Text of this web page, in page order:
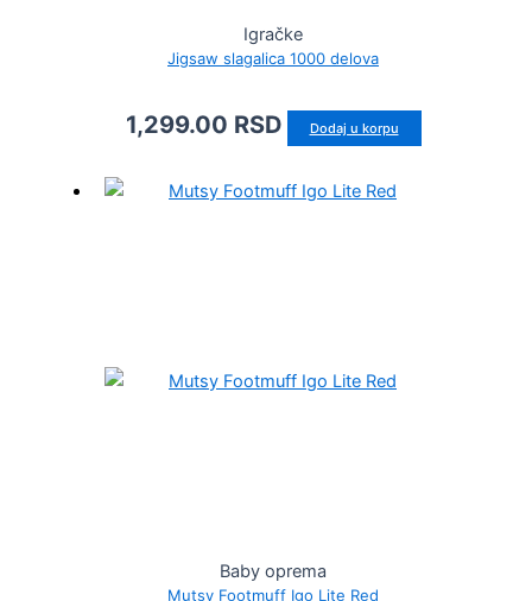
Igračke
Jigsaw slagalica 1000 delova
1,299.00 RSD Dodaj u korpu
Baby oprema
Mutsy Footmuff Igo Lite Red